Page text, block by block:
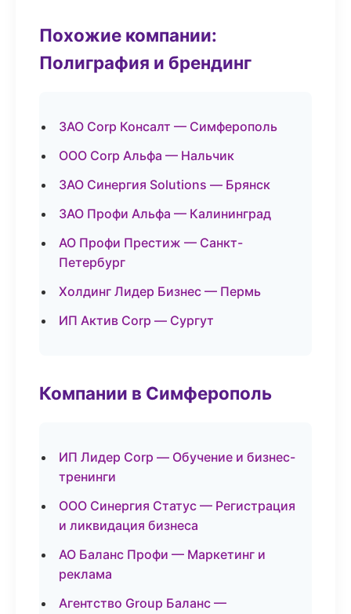
Похожие компании:
Полиграфия и брендинг
ЗАО Corp Консалт — Симферополь
ООО Corp Альфа — Нальчик
ЗАО Синергия Solutions — Брянск
ЗАО Профи Альфа — Калининград
АО Профи Престиж — Санкт-
Петербург
Холдинг Лидер Бизнес — Пермь
ИП Актив Corp — Сургут
Компании в Симферополь
ИП Лидер Corp — Обучение и бизнес-
тренинги
ООО Синергия Статус — Регистрация
и ликвидация бизнеса
АО Баланс Профи — Маркетинг и
реклама
Агентство Group Баланс —